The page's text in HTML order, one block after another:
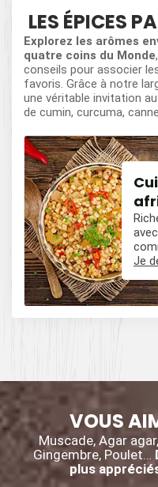
LES ÉPICES
Explorez les arômes
quatre coins du Monde
conseils pour associer
favoris. Grâce à notre
une véritable invitation
de cumin, curcuma,
le
et
Je
VOUS
Muscade, Agar
Gingembre, Poulet…
plus